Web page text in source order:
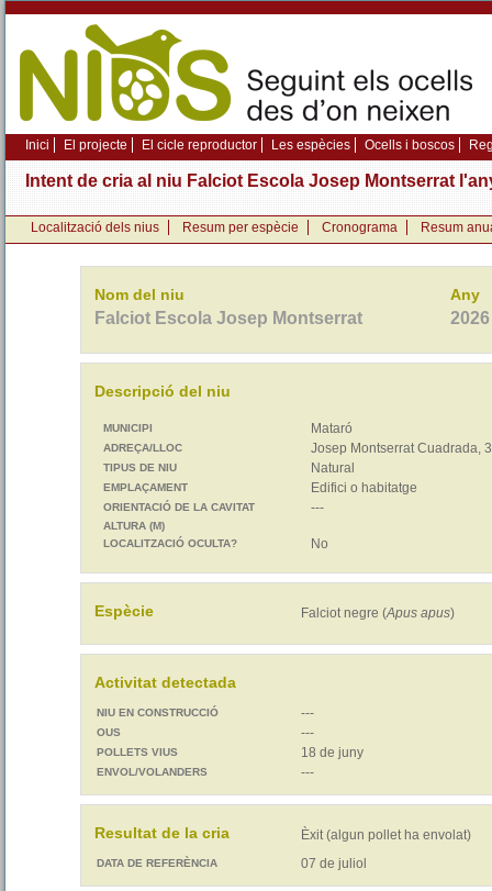
Inici El projecte El cicle reproductor Les espècies Ocells i boscos
Intent de cria al niu Falciot Escola Josep Montserrat
Localització dels nius Resum per espècie Cronograma Resum
Nom del niu
Falciot Escola Josep Montserrat
Any
2026
Descripció del niu
MUNICIPI Mataró
ADREÇA/LLOC Josep Montserrat Cuadrada, 3
TIPUS DE NIU Natural
EMPLAÇAMENT Edifici o habitatge
ORIENTACIÓ DE LA CAVITAT ---
ALTURA (M)
LOCALITZACIÓ OCULTA?
No
Espècie Falciot negre (Apus apus)
Activitat detectada
NIU EN CONSTRUCCIÓ ---
OUS ---
POLLETS VIUS 18 de juny
ENVOL/VOLANDERS ---
Resultat de la cria Èxit (algun pollet ha envolat)
DATA DE REFERÈNCIA 07 de juliol